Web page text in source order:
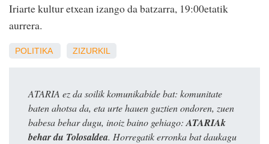
Iriarte kultur etxean izango da batzarra, 19:00etatik
aurrera.
POLITIKA ZIZURKIL
ATARIA ez da soilik komunikabide bat: komunitate
baten ahotsa da, eta urte hauen guztien ondoren, zuen
babesa behar dugu, inoiz baino gehiago:ATARIAk
behar du Tolosaldea. Horregatik erronka bat daukagu